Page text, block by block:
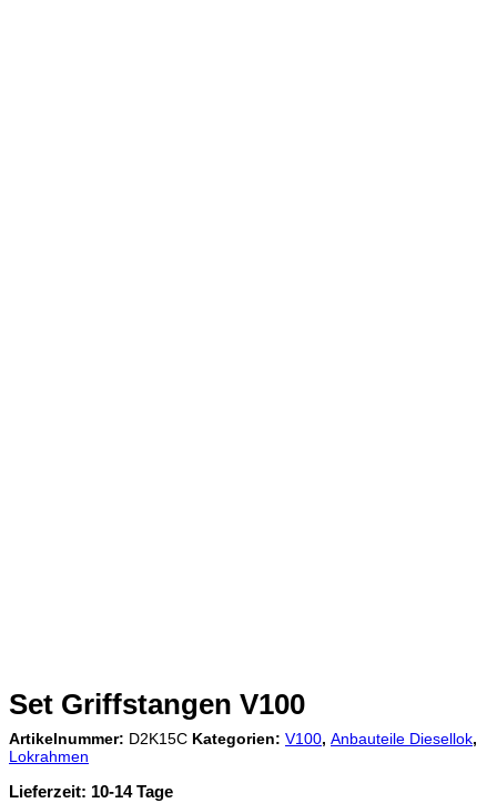
Set Griffstangen V100
Artikelnummer: D2K15C Kategorien: V100, Anbauteile Diesellok,
Lokrahmen
Lieferzeit: 10-14 Tage